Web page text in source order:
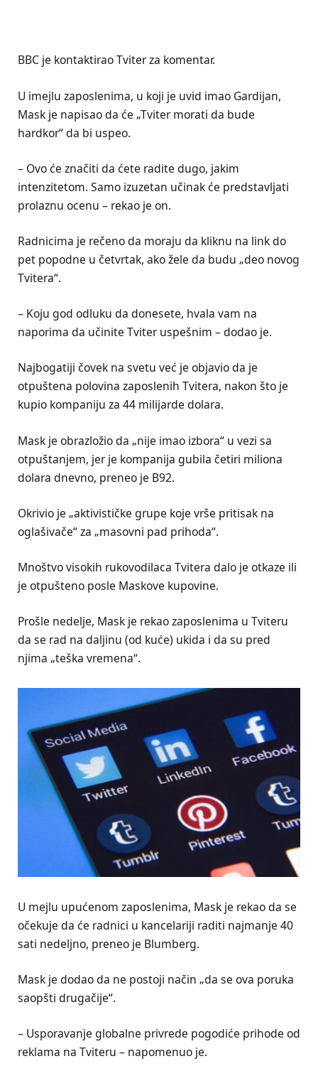
BBC je kontaktirao Tviter za komentar.
U imejlu zaposlenima, u koji je uvid imao Gardijan,
Mask je napisao da će „Tviter morati da bude
hardkor“ da bi uspeo.
– Ovo će značiti da ćete radite dugo, jakim
intenzitetom. Samo izuzetan učinak će predstavljati
prolaznu ocenu – rekao je on.
Radnicima je rečeno da moraju da kliknu na link do
pet popodne u četvrtak, ako žele da budu „deo novog
Tvitera“.
– Koju god odluku da donesete, hvala vam na
naporima da učinite Tviter uspešnim – dodao je.
Najbogatiji čovek na svetu već je objavio da je
otpuštena polovina zaposlenih Tvitera, nakon što je
kupio kompaniju za 44 milijarde dolara.
Mask je obrazložio da „nije imao izbora“ u vezi sa
otpuštanjem, jer je kompanija gubila četiri miliona
dolara dnevno, preneo je B92.
Okrivio je „aktivističke grupe koje vrše pritisak na
oglašivače“ za „masovni pad prihoda“.
Mnoštvo visokih rukovodilaca Tvitera dalo je otkaze ili
je otpušteno posle Maskove kupovine.
Prošle nedelje, Mask je rekao zaposlenima u Tviteru
da se rad na daljinu (od kuće) ukida i da su pred
njima „teška vremena“.
U mejlu upućenom zaposlenima, Mask je rekao da se
očekuje da će radnici u kancelariji raditi najmanje 40
sati nedeljno, preneo je Blumberg.
Mask je dodao da ne postoji način „da se ova poruka
saopšti drugačije“.
– Usporavanje globalne privrede pogodiće prihode od
reklama na Tviteru – napomenuo je.